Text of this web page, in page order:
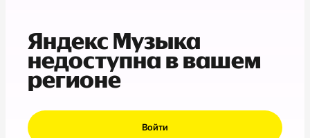
Яндекс Музыка
недоступна в вашем
регионе
Войти